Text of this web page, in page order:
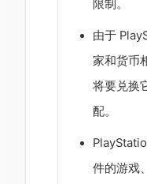
限制。
由于
家和货币
将要兑换
配。
件的游戏